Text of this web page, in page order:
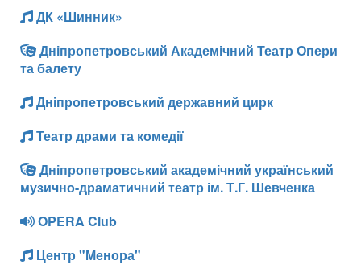
ДК «Шинник»
Дніпропетровський Академічний Театр Опери
та балету
Дніпропетровський державний цирк
Театр драми та комедії
Дніпропетровський академічний український
музично-драматичний театр ім. Т.Г. Шевченка
OPERA Club
Центр "Менора"